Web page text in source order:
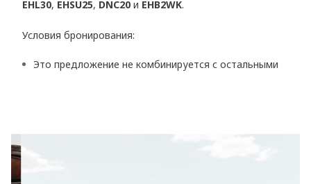
EHL30, EHSU25, DNC20 и EHB2WK.
Условия бронирования:
Это предложение не комбинируется с остальными